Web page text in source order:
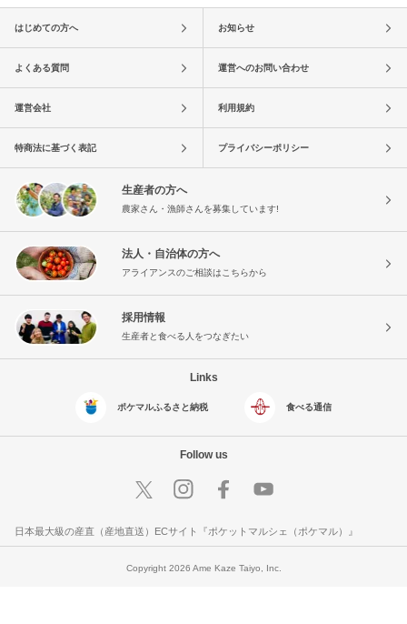
はじめての方へ お知らせ
よくある質問 運営へのお問い合わせ
運営会社 利用規約
特商法に基づく表記 プライバシーポリシー
生産者の方へ
農家さん・漁師さんを募集しています!
法人・自治体の方へ
アライアンスのご相談はこちらから
採用情報
生産者と食べる人をつなぎたい
Links
ポケマルふるさと納税 食べる通信
Follow us
日本最大級の産直（産地直送）ECサイト『ポケットマルシェ（ポケマル）』
Copyright 2026 Ame Kaze Taiyo, Inc.